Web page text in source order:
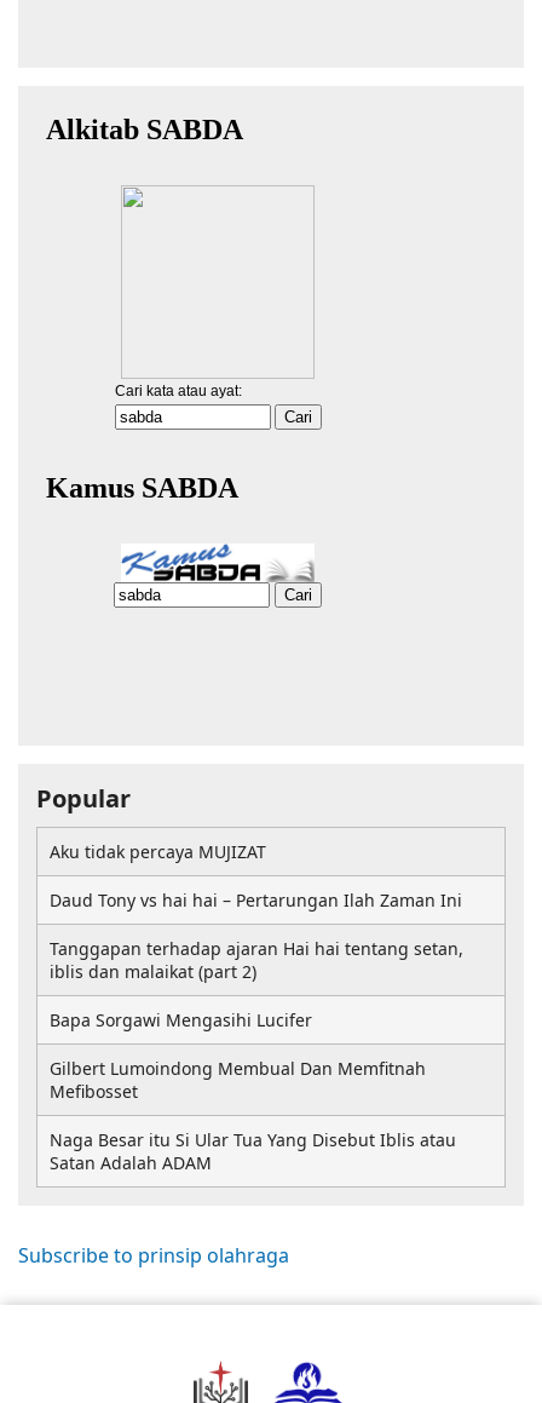
Subscribe to prinsip olahraga
Popular
Aku tidak percaya MUJIZAT
Daud Tony vs hai hai – Pertarungan Ilah Zaman Ini
Tanggapan terhadap ajaran Hai hai tentang setan,
iblis dan malaikat (part 2)
Bapa Sorgawi Mengasihi Lucifer
Gilbert Lumoindong Membual Dan Memfitnah
Mefibosset
Naga Besar itu Si Ular Tua Yang Disebut Iblis atau
Satan Adalah ADAM